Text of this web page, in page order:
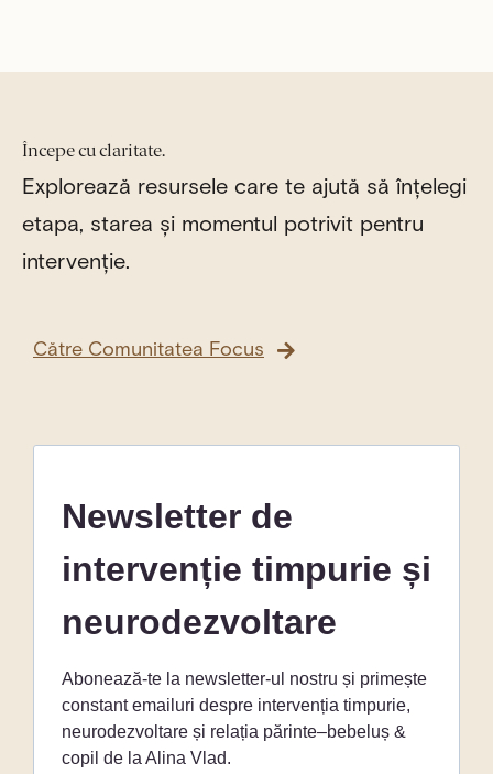
Începe cu claritate.
Explorează resursele care te ajută să înțelegi
etapa, starea și momentul potrivit pentru
intervenție.
Către Comunitatea Focus